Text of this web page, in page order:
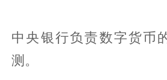
中央银行负责数字货币
测。